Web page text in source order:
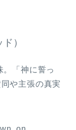
）
。「神に誓っ
や主張の真実